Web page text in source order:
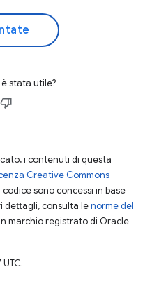
stata utile?
i contenuti di questa
Creative Commons
sono concessi in base
dettagli, consulta lenorme del
marchio registrato di Oracle